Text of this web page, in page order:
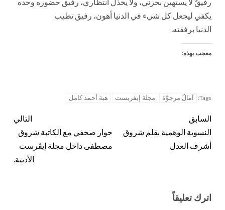
يكفي ليجعل كل شيء في الدنيا أهون، رفيق تطيب
الدنيا برفقته.
معجب بهذه:
Tags: آمالٌ مرجوَّة مجلة إيفريست هبة أحمد كامل
السابق
النسوية الوهمية بقلم شروق
أشرف العدل
التالي
حوار صحفي مع الكاتبة شروق
مصطفى داخل مجلة إيڤرست
الأدبية.
اترك تعليقاً